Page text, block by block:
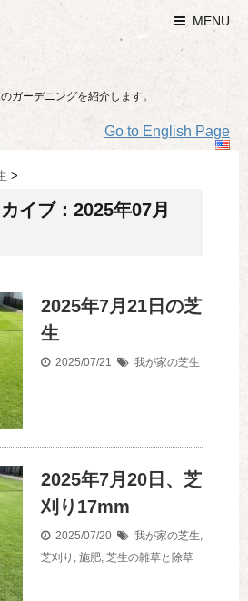
MENU
ガーデニングを紹介します。
Go to English Page
>
イブ：2025年07月
2025年7月21日の芝
生
2025/07/21 我が家の芝生
2025年7月20日、芝
刈り17mm
2025/07/20 我が家の芝生,
芝刈り , 施肥, 芝生の雑草と除草